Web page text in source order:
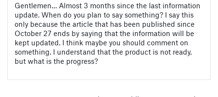
Gentlemen… Almost 3 months since the last information
update. When do you plan to say something? I say this
only because the article that has been published since
October 27 ends by saying that the information will be
kept updated. I think maybe you should comment on
something. I understand that the product is not ready,
but what is the progress?